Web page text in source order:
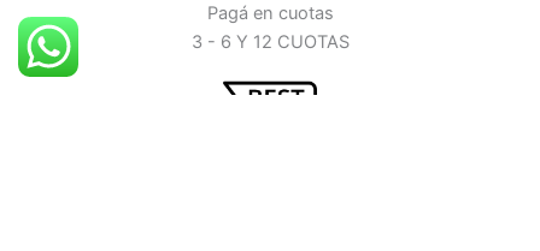
Pagá en cuotas
3 - 6 Y 12 CUOTAS